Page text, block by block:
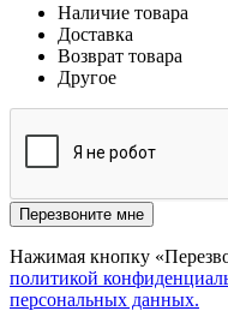
Наличие товара
Доставка
Возврат товара
Другое
Перезвоните мне
Нажимая кнопку
политикой
персональных данных.